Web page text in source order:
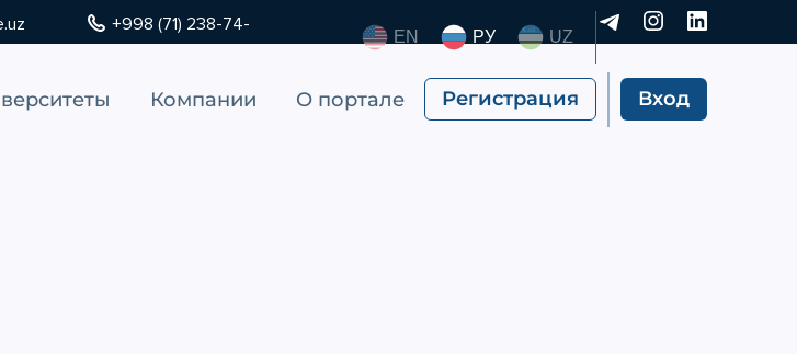
+998 (71) 238-74-
EN РУ UZ
Компании О портале Регистрация Вход